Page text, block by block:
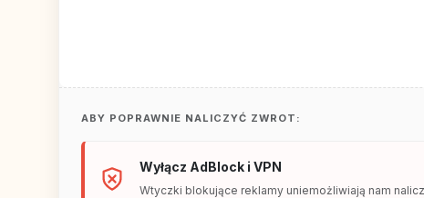
ABY POPRAWNIE NALICZYĆ ZWROT:
Wyłącz AdBlock i VPN
Wtyczki blokujące reklamy uniemożliwiają nam